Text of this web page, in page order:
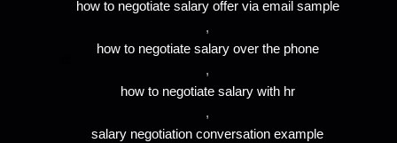
how to negotiate salary offer via email sample
,
how to negotiate salary over the phone
,
how to negotiate salary with hr
,
salary negotiation conversation example